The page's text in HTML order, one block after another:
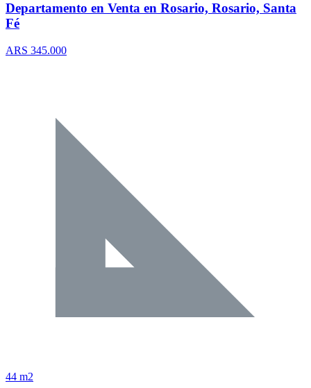
Departamento en Venta en Rosario, Rosario, Santa
Fé
ARS 345.000
44 m2